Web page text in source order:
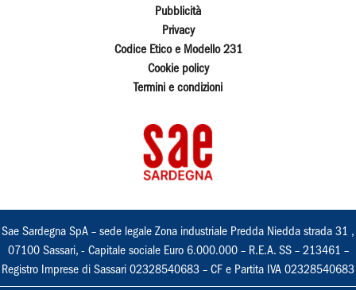
Pubblicità
Privacy
Codice Etico e Modello 231
Cookie policy
Termini e condizioni
Sae Sardegna SpA – sede legale Zona industriale Predda Niedda strada 31 ,
07100 Sassari, - Capitale sociale Euro 6.000.000 – R.E.A. SS – 213461 –
Registro Imprese di Sassari 02328540683 – CF e Partita IVA 02328540683